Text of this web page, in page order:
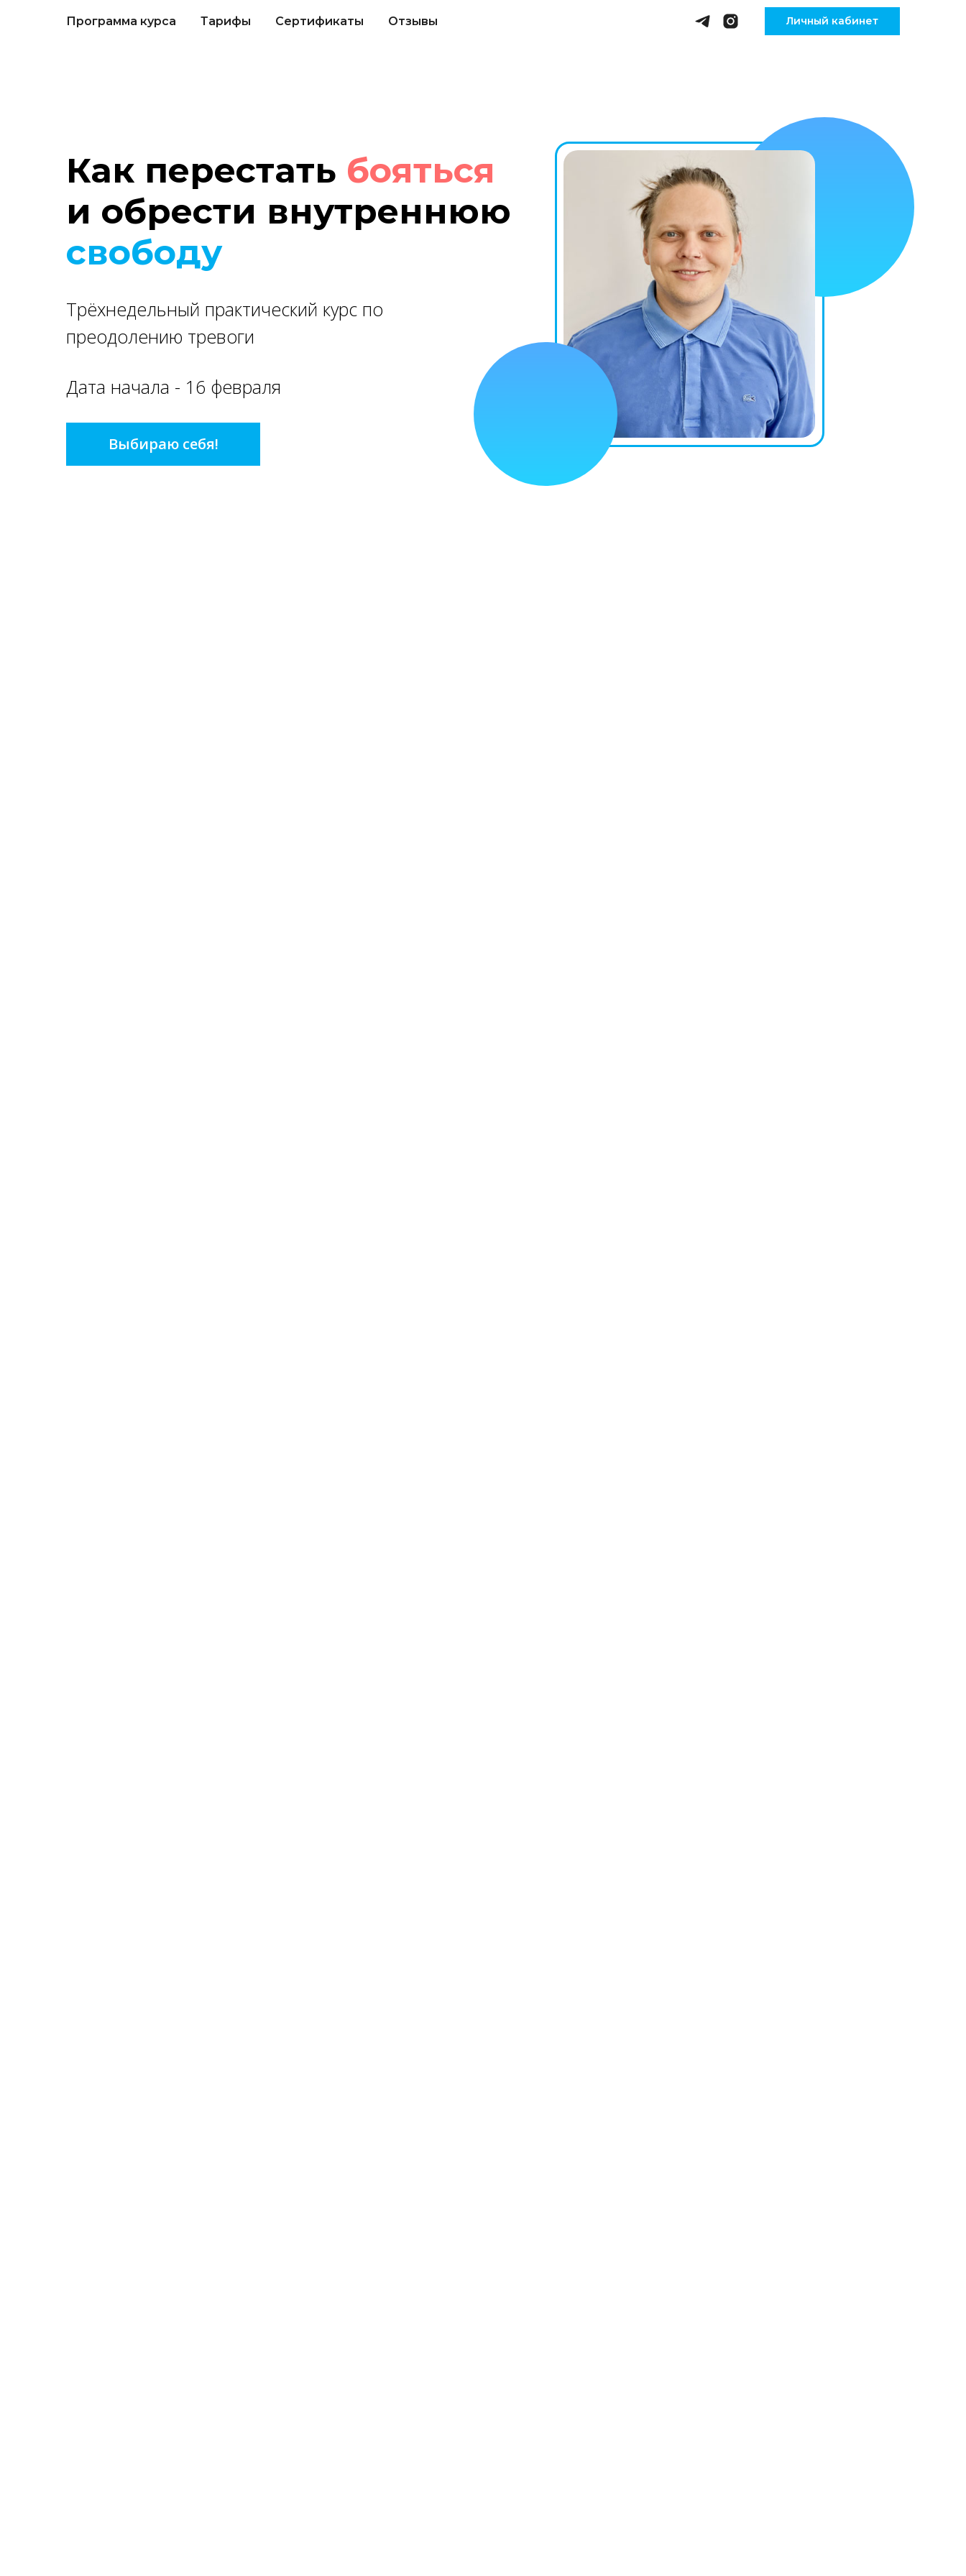
Программа курса Тарифы Сертификаты Отзывы Личный кабинет
Как перестать бояться
и обрести внутреннюю
свободу
Выбираю себя!
Дата начала - 16 февраля
Трёхнедельный практический курс по
преодолению тревоги